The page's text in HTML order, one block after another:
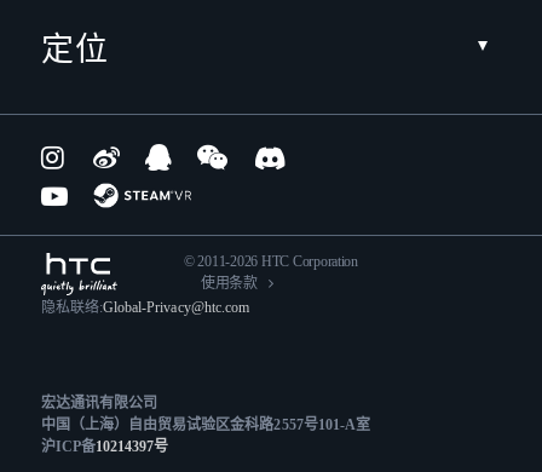
定位
© 2011-2026 HTC Corporation
使用条款
隐私联络:Global-Privacy@htc.com
宏达通讯有限公司
中国（上海）自由贸易试验区金科路2557号101-A室
沪ICP备10214397号